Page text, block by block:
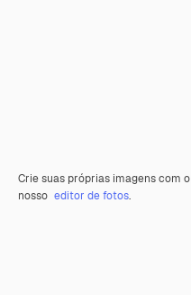
Crie suas próprias imagens com o
nosso editor de fotos.